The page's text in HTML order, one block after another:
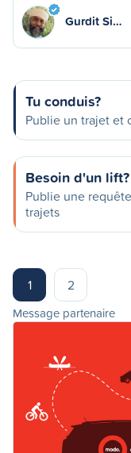
Gurdit Si…
Tu conduis?
Publie un trajet et
Besoin d'un lift?
Publie une
trajets
1 2
Message partenaire